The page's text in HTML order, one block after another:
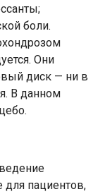
боли.
Они
диск — ни в
В данном
для пациентов,